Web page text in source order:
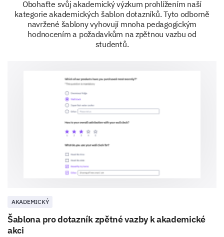
The online courses have increased your interest in the
Please provide any suggestions you may have
Gathering Your Personal Information
This section addresses your background information,
which can prove insightful understanding the factors
affecting the online learning experience.
Obohaťte svůj akademický výzkum prohlížením naší
kategorie akademických šablon dotazníků. Tyto odborně
navržené šablony vyhovují mnoha pedagogickým
hodnocením a požadavkům na zpětnou vazbu od
studentů.
AKADEMICKÝ
Šablona pro dotazník zpětné vazby k akademické
akci